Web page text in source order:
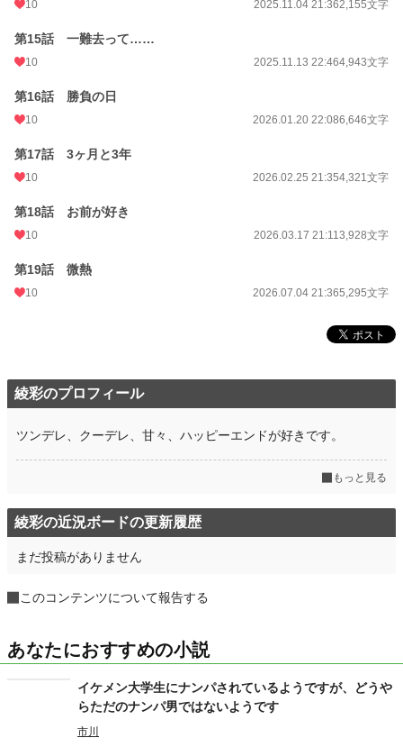
10 2025.11.04 21:362,155文字
第15話 一難去って……
10 2025.11.13 22:464,943文字
第16話 勝負の日
10 2026.01.20 22:086,646文字
第17話 3ヶ月と3年
10 2026.02.25 21:354,321文字
第18話 お前が好き
10 2026.03.17 21:113,928文字
第19話 微熱
10 2026.07.04 21:365,295文字
綾彩のプロフィール
ツンデレ、クーデレ、甘々、ハッピーエンドが好きです。
もっと見る
綾彩の近況ボードの更新履歴
まだ投稿がありません
このコンテンツについて報告する
あなたにおすすめの小説
イケメン大学生にナンパされているようですが、どうや
らただのナンパ男ではないようです
市川